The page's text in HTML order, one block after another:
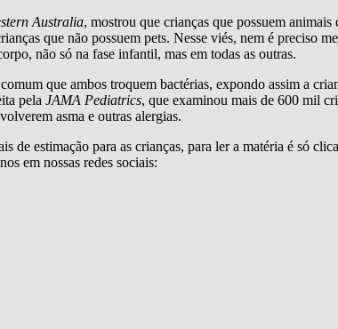
Australia, mostrou que crianças que possuem
que não possuem pets. Nesse viés, nem é preciso
não só na fase infantil, mas em todas as outras.
que ambos troquem bactérias, expondo assim a
pela JAMA Pediatrics, que examinou mais de 600 mil
asma e outras alergias.
de estimação para as crianças, para ler a matéria é só
em nossas redes sociais: